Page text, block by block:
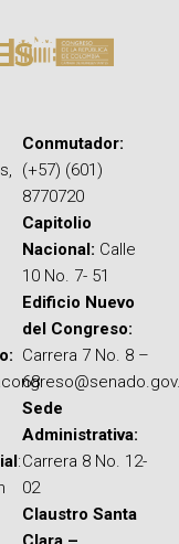
:
Conmutador:
(+57) (601)
8770720
Capitolio
Nacional: Calle
10 No. 7- 51
Edificio Nuevo
del Congreso:
Carrera 7 No. 8 –
68
Sede
Administrativa:
Carrera 8 No. 12-
02
Claustro Santa